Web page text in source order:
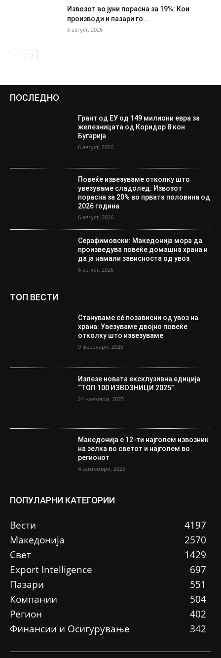
Извозот во јуни порасна за 19%: Кои
производи и пазари го...
5 август, 2026
ПОСЛЕДНО
Грант од ЕУ од 149 милиони евра за
железницата од Коридор 8 кон
Бугарија
6 август, 2026
Повеќе извезуваме отколку што
увезуваме сладолед: Извозот
порасна за 20% во првата половина од
2026 година
6 август, 2026
Серафимовски: Македонија мора да
произведува повеќе домашна храна и
да ја намали зависноста од увоз
6 август, 2026
ТОП ВЕСТИ
Стануваме сè позависни од увоз на
храна: Увезуваме двојно повеќе
отколку што извезуваме
9 февруари, 2026
Излезе новата ексклузивна едиција
“ТОП 100 ИЗВОЗНИЦИ 2025”
24 ноември, 2025
Македонија е 12-ти најголем извозник
на зелка во светот и најголем во
регионот
4 септември, 2025
ПОПУЛАРНИ КАТЕГОРИИ
Вести
4197
Македонија
2570
Свет
1429
Еxport Intelligence
697
Пазари
551
Компании
504
Регион
402
Финансии и Осигурување
342